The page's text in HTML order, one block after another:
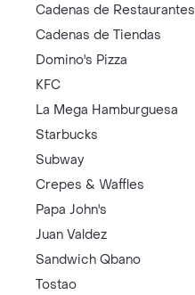
Cadenas de Restaurantes
Cadenas de Tiendas
Domino's Pizza
KFC
La Mega Hamburguesa
Starbucks
Subway
Crepes & Waffles
Papa John's
Juan Valdez
Sandwich Qbano
Tostao